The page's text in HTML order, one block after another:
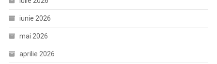
iunie 2026
mai 2026
aprilie 2026